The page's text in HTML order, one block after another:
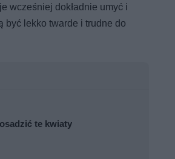
wcześniej dokładnie umyć i
być lekko twarde i trudne do
te kwiaty